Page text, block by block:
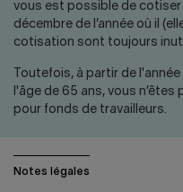
vous est possible de cotiser
décembre de l’année où il
cotisation sont toujours
Toutefois, à partir de
l'âge de 65 ans, vous
pour fonds de travailleurs.
Notes légales